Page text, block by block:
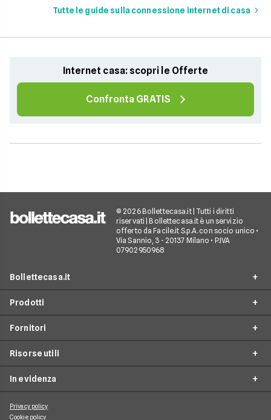
telefonica e godere di un
servizio migliore. In questo
procedura da seguire.
vecchie.
Tutte le guide sulla connessione internet di casa
Internet casa: scopri le Offerte
Confronta GRATIS
© 2026 Bollettecasa.it | Tutti i diritti
riservati | Bollettecasa.it è un servizio
offerto da Facile.it S.p.A. con socio unico •
Via Sannio, 3 - 20137 Milano • P.IVA
07902950968
Bollettecasa.it
Contatti
Servizio clienti
Prodotti
Offerte Internet Casa
Offerte Telefonia mobile
Fornitori
Provider Internet
Risorse utili
Guide internet casa
In evidenza
Aggiornamenti su Luce e Gas
Privacy policy
Cookie policy